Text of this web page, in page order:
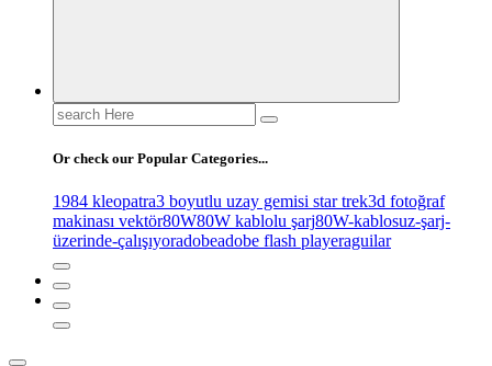
Search
for:
Or check our Popular Categories...
1984 kleopatra3 boyutlu uzay gemisi star trek3d fotoğraf
makinası vektör80W80W kablolu şarj80W-kablosuz-şarj-
üzerinde-çalışıyoradobeadobe flash playeraguilar